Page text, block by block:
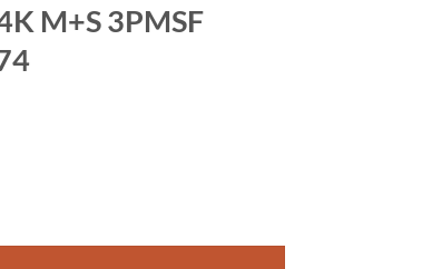
M+S 3PMSF